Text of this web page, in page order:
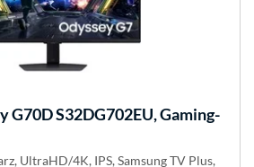
G70D S32DG702EU, Gaming-
UltraHD/4K, IPS, Samsung TV Plus,